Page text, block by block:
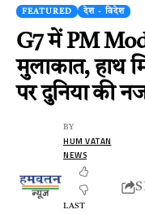
FEATURED देश - विदेश
G7 में PM
मुलाकात, हाथ
पर दुनिया की
LAST
BY
HUM VATAN
NEWS